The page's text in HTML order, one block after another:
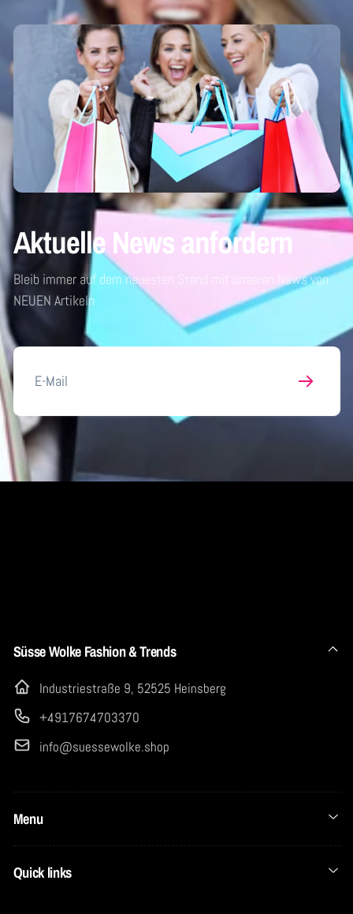
Aktuelle News anfordern
Bleib immer auf dem neuesten Stand mit unseren News von
NEUEN Artikeln
E-
Mail
Süsse Wolke Fashion & Trends
Industriestraße 9, 52525 Heinsberg
+4917674703370
info@suessewolke.shop
Menu
Quick links